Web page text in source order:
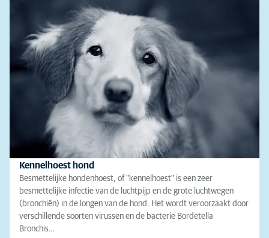
Kennelhoest hond
Besmettelijke hondenhoest, of "kennelhoest" is een zeer
besmettelijke infectie van de luchtpijp en de grote luchtwegen
(bronchiën) in de longen van de hond. Het wordt veroorzaakt door
verschillende soorten virussen en de bacterie Bordetella
Bronchis…